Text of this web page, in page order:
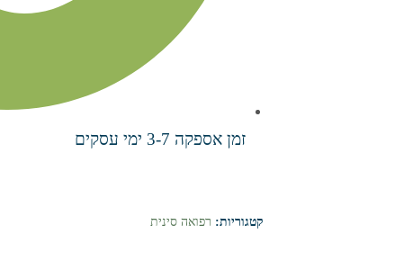
זמן אספקה 3-7 ימי עסקים
קטגוריות: רפואה סינית